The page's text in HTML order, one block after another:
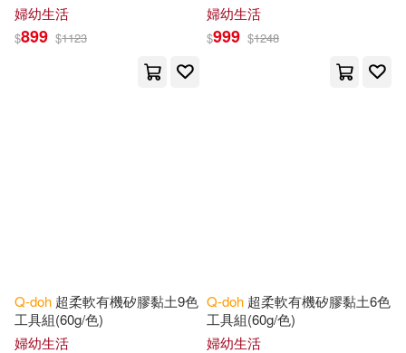
婦幼生活
$899 $1123
婦幼生活
$999 $1248
Q-doh 超柔軟有機矽膠黏土9色
工具組(60g/色)
婦幼生活
Q-doh 超柔軟有機矽膠黏土6色
工具組(60g/色)
婦幼生活